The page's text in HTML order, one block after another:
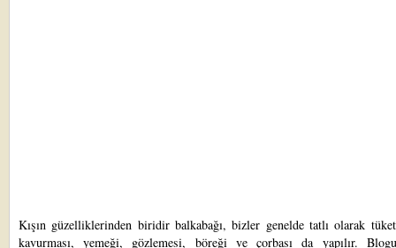
Kışın güzelliklerinden biridir balkabağı, bizler genelde tatlı olarak
kavurması, yemeği, gözlemesi, böreği ve çorbası da yapılır.